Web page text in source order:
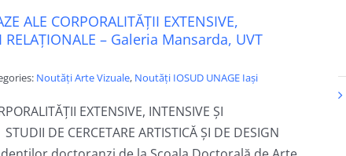
ALE CORPORALITĂȚII EXTENSIVE,
RELAȚIONALE – Galeria Mansarda, UVT
Noutăți Arte Vizuale, Noutăți IOSUD UNAGE Iași
EXTENSIVE, INTENSIVE ȘI
DE CERCETARE ARTISTICĂ ȘI DE DESIGN